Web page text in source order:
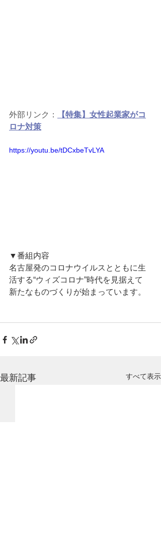
外部リンク：
【特集】女性起業家がコ
ロナ対策
https://youtu.be/tDCxbeTvLYA
▼番組内容
名古屋発のコロナウイルスとともに生
活する“ウィズコロナ”時代を見据えて
新たなものづくりが始まっています。
最新記事 すべて表示